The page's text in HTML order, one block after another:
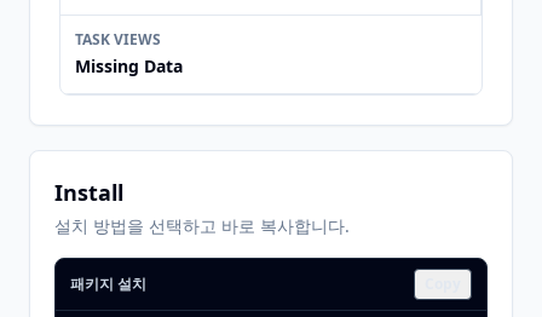
TASK VIEWS
Missing Data
Install
설치 방법을 선택하고 바로 복사합니다.
패키지 설치